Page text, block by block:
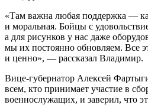
«Там важна любая поддержка —
и моральная. Бойцы с
а для рисунков у нас даже
мы их постоянно обновляем. Все
и ценно», — рассказал Владимир.
Вице-губернатор Алексей
всем, кто принимает участие в
военнослужащих, и заверил, что